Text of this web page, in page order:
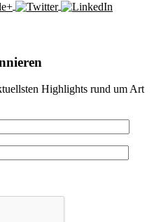
Highlights rund um Art